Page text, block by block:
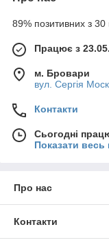
89% позитивних з 30
Працює з
м. Бровари
вул. Сергія
Контакти
Сьогодні
Показати весь
Про нас
Контакти